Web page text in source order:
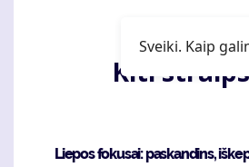
Kiti
Liepos fokusai: paskandins,
Sveiki. Kaip